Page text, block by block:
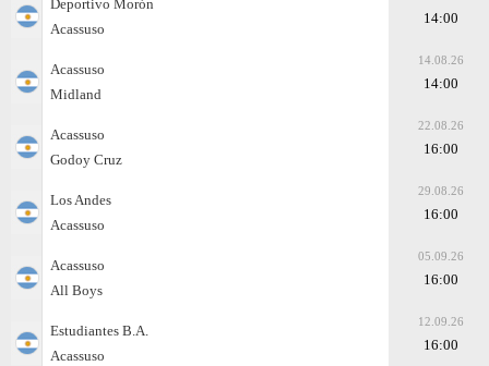
Deportivo Morón
Acassuso
14:00
Acassuso
Midland
14.08.26
14:00
Acassuso
Godoy Cruz
22.08.26
16:00
Los Andes
Acassuso
29.08.26
16:00
Acassuso
All Boys
05.09.26
16:00
Estudiantes B.A.
Acassuso
12.09.26
16:00